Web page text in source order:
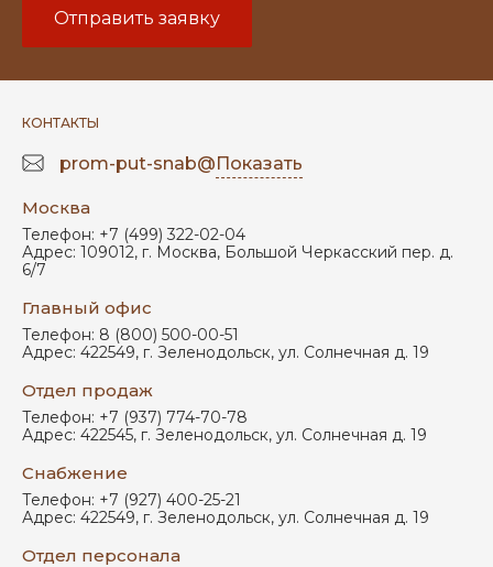
Отправить заявку
КОНТАКТЫ
prom-put-snab@Показать
Москва
Телефон: +7 (499) 322-02-04
Адрес: 109012, г. Москва, Большой Черкасский пер. д.
6/7
Главный офис
Телефон: 8 (800) 500-00-51
Адрес: 422549, г. Зеленодольск, ул. Солнечная д. 19
Отдел продаж
Телефон: +7 (937) 774-70-78
Адрес: 422545, г. Зеленодольск, ул. Солнечная д. 19
Снабжение
Телефон: +7 (927) 400-25-21
Адрес: 422549, г. Зеленодольск, ул. Солнечная д. 19
Отдел персонала